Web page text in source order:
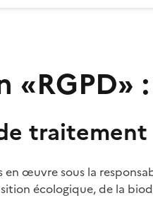
traitement
en œuvre sous la
écologique, de la